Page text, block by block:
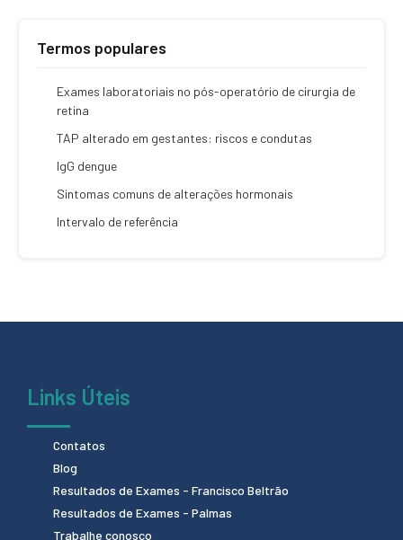
Termos populares
Exames laboratoriais no pós-operatório de cirurgia de
retina
TAP alterado em gestantes: riscos e condutas
IgG dengue
Sintomas comuns de alterações hormonais
Intervalo de referência
Links Úteis
Contatos
Blog
Resultados de Exames - Francisco Beltrão
Resultados de Exames - Palmas
Trabalhe conosco